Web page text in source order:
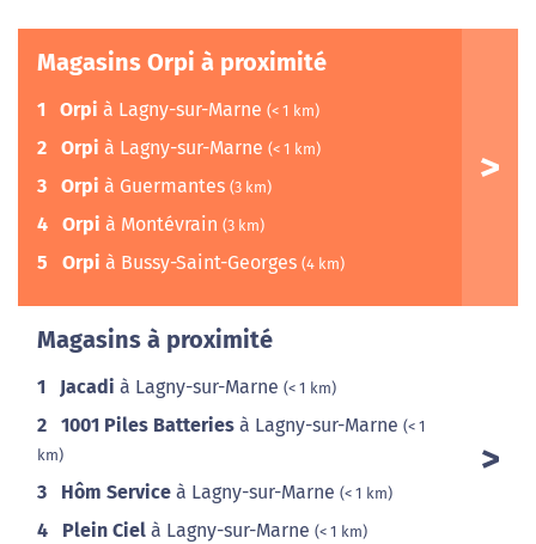
Magasins Orpi à proximité
1 Orpi à Lagny-sur-Marne (< 1 km)
2 Orpi à Lagny-sur-Marne (< 1 km)
3 Orpi à Guermantes (3 km)
4 Orpi à Montévrain (3 km)
5 Orpi à Bussy-Saint-Georges (4 km)
Magasins à proximité
1 Jacadi à Lagny-sur-Marne (< 1 km)
2 1001 Piles Batteries à Lagny-sur-Marne (< 1
km)
3 Hôm Service à Lagny-sur-Marne (< 1 km)
4 Plein Ciel à Lagny-sur-Marne (< 1 km)